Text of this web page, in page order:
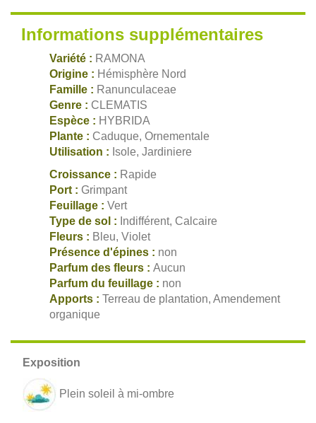
Informations supplémentaires
Variété : RAMONA
Origine : Hémisphère Nord
Famille : Ranunculaceae
Genre : CLEMATIS
Espèce : HYBRIDA
Plante : Caduque, Ornementale
Utilisation : Isole, Jardiniere
Croissance : Rapide
Port : Grimpant
Feuillage : Vert
Type de sol : Indifférent, Calcaire
Fleurs : Bleu, Violet
Présence d'épines : non
Parfum des fleurs : Aucun
Parfum du feuillage : non
Apports : Terreau de plantation, Amendement
organique
Plein soleil à mi-ombre